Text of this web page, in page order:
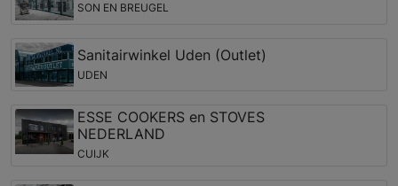
SON EN BREUGEL
Sanitairwinkel Uden (Outlet)
UDEN
ESSE COOKERS en STOVES
NEDERLAND
CUIJK